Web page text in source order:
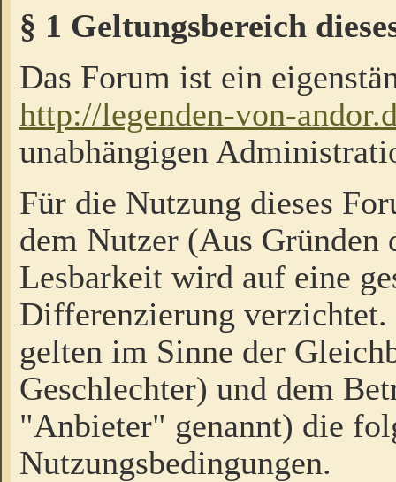
§ 1 Geltungsbereich
Das Forum ist ein
http://legenden-von-
unabhängigen
Für die Nutzung dieses
dem Nutzer (Aus Gründen
Lesbarkeit wird auf eine
Differenzierung
gelten im Sinne der
Geschlechter) und dem
"Anbieter" genannt) die
Nutzungsbedingungen.